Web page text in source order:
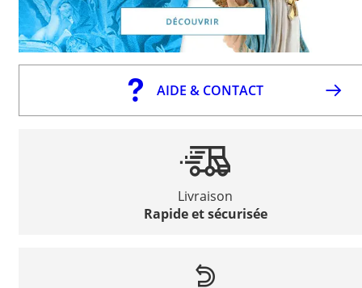
AIDE & CONTACT
Livraison
Rapide et sécurisée